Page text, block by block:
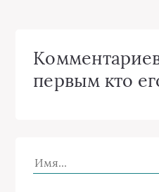
первым кто